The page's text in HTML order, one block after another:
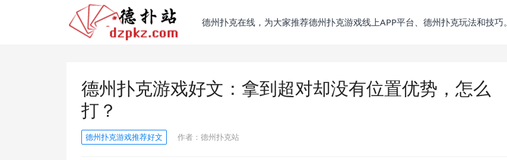
德州扑克在线，为大家推荐德州扑克游戏线上APP平台、德州扑克玩法和技巧。
德州扑克游戏好文：拿到超对却没有位置优势，怎么
打？
德州扑克游戏推荐好文 作者： 德州扑克站